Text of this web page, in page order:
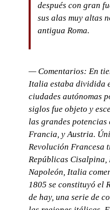
después con gran
sus alas muy altas
antigua Roma.
— Comentarios: En
Italia estaba dividida
ciudades autónomas
siglos fue objeto y
las grandes
Francia, y Austria.
Revolución Francesa
Repúblicas Cisalpina,
Napoleón, Italia
1805 se constituyó el
de hay, una serie de